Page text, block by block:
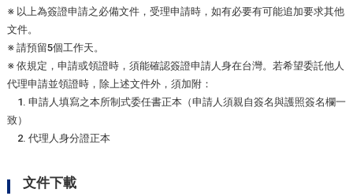
※ 以上為簽證申請之必備文件，受理申請時，如有必要有可能追加要求其他
文件。
※ 請預留5個工作天。
※ 依規定，申請或領證時，須能確認簽證申請人身在台灣。若希望委託他人
代理申請並領證時，除上述文件外，須加附：
1. 申請人填寫之本所制式委任書正本（申請人須親自簽名與護照簽名欄一
致）
2. 代理人身分證正本
文件下載